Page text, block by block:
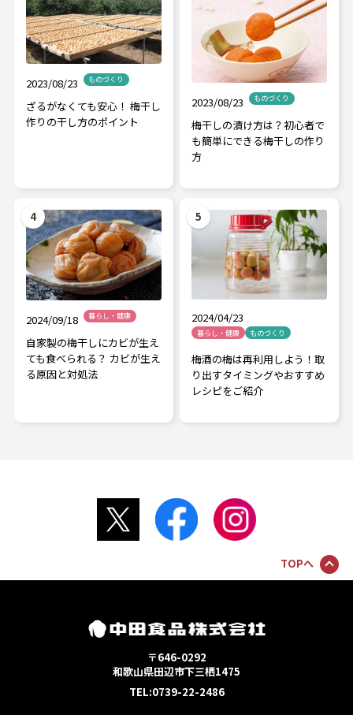
2023/08/23 ものづくり
ざるがなくても安心！ 梅干し
作りの干し方のポイント
2023/08/23 ものづくり
梅干しの漬け方は？初心者で
も簡単にできる梅干しの作り
方
2024/09/18 暮らし・健康
自家製の梅干しにカビが生え
ても食べられる？ カビが生え
る原因と対処法
2024/04/23
暮らし・健康 ものづくり
梅酒の梅は再利用しよう！取
り出すタイミングやおすすめ
レシピをご紹介
TOPへ
〒646-0292
和歌山県田辺市下三栖1475
TEL:0739-22-2486